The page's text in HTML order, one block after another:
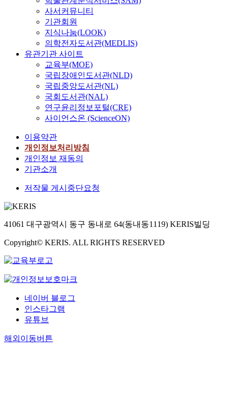
사서커뮤니티
기관회원
지식나눔(LOOK)
의학전자도서관(MEDLIS)
유관기관 사이트
교육부(MOE)
국립장애인도서관(NLD)
국립중앙도서관(NL)
국회도서관(NAL)
연구윤리정보포털(CRE)
사이언스온 (ScienceON)
이용약관
개인정보처리방침
개인정보 재동의
기관소개
저작물 게시중단요청
41061 대구광역시 동구 동내로 64(동내동1119) KERIS빌딩
Copyright© KERIS. ALL RIGHTS RESERVED
네이버 블로그
인스타그램
유튜브
해외이동버튼